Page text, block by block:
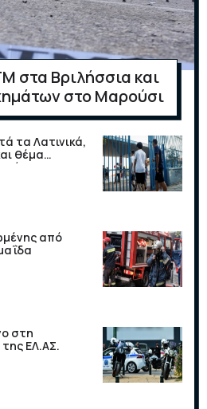
στα Βριλήσσια και
στο Μαρούσι
τα Λατινικά,
θέμα
από
στη
ΕΛ.ΑΣ.